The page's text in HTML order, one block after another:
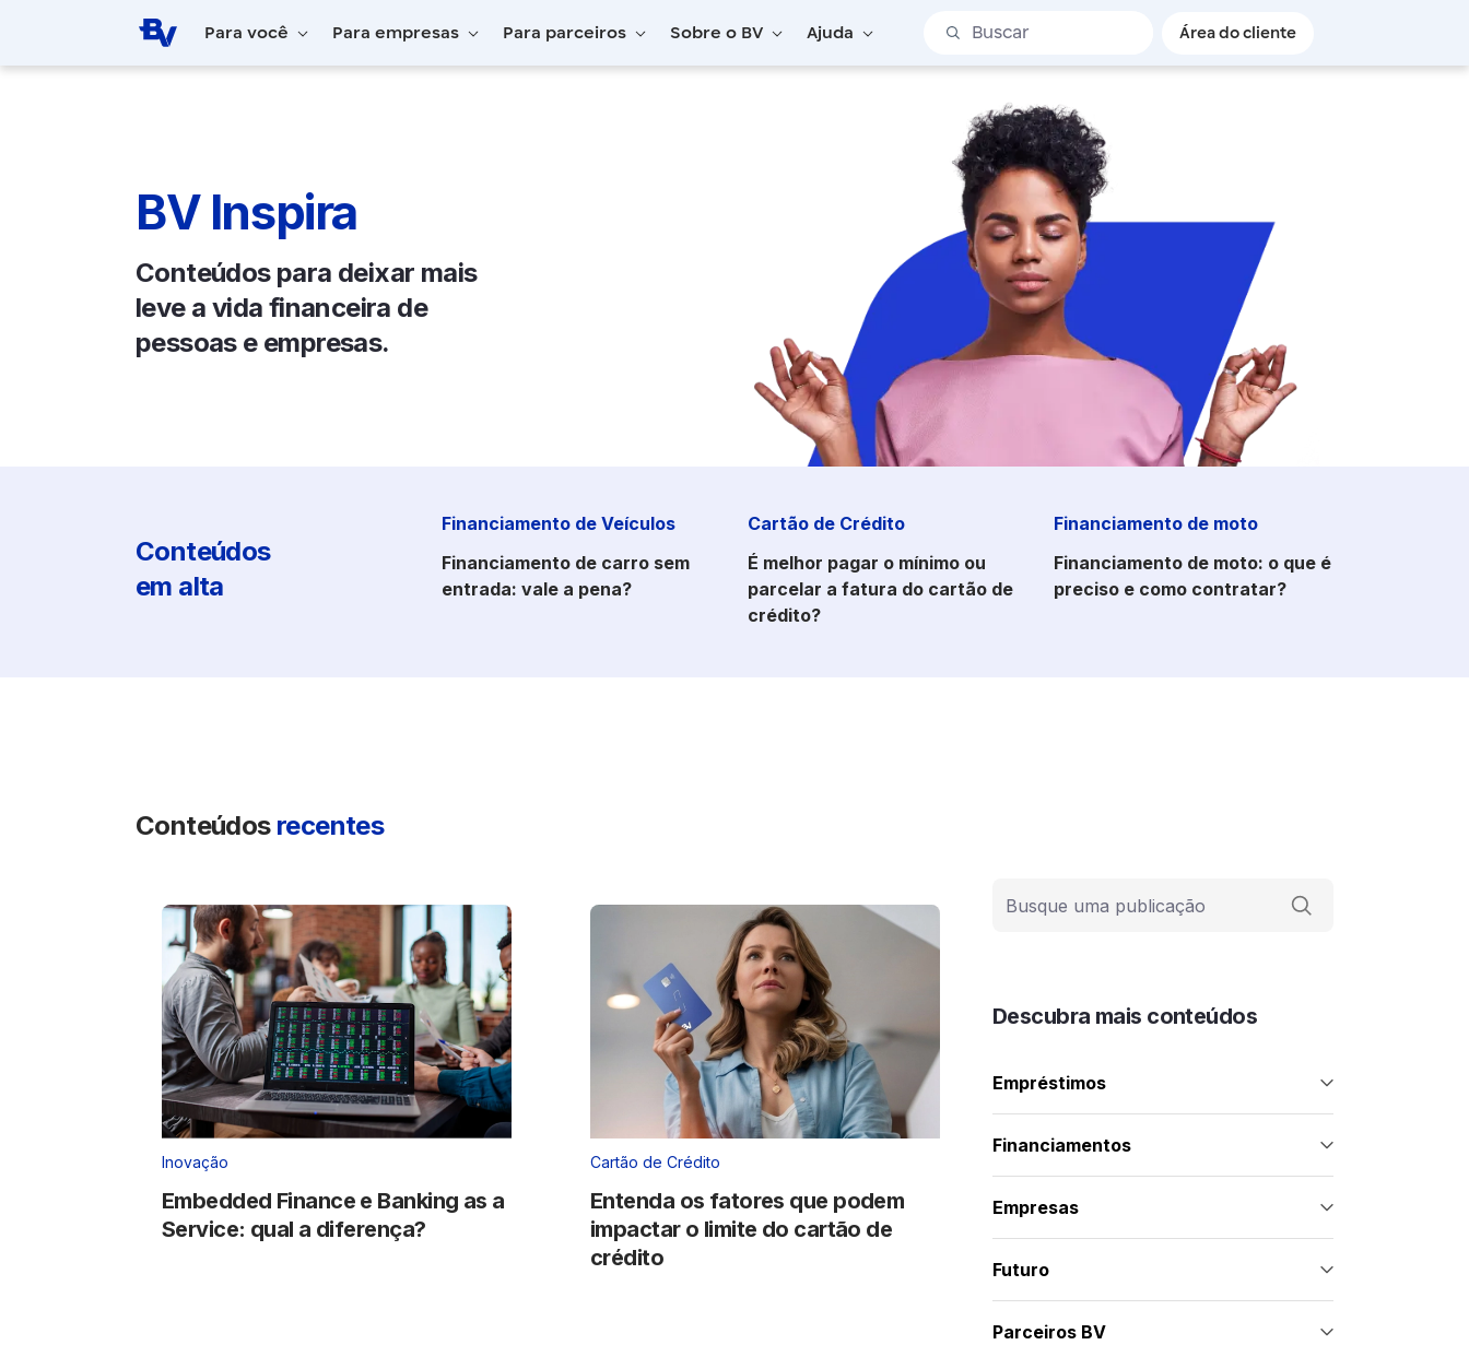
Pular para o Conteúdo principal
Para você Para empresas Para parceiros Sobre o BV Ajuda
Barra de busca
Área do cliente
BV Inspira
Conteúdos para deixar mais
leve a vida financeira de
pessoas e empresas.
Conteúdos
em alta
Financiamento de Veículos
Financiamento de carro sem
entrada: vale a pena?
Cartão de Crédito
É melhor pagar o mínimo ou
parcelar a fatura do cartão de
crédito?
Financiamento de moto
Financiamento de moto: o que é
preciso e como contratar?
Conteúdos recentes
Inovação
Embedded Finance e Banking as a
Service: qual a diferença?
Cartão de Crédito
Entenda os fatores que podem
impactar o limite do cartão de
crédito
Descubra mais conteúdos
Empréstimos
Financiamentos
Empresas
Futuro
Parceiros BV